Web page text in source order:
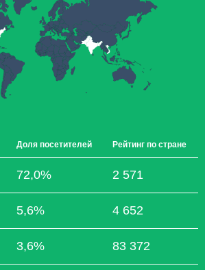
Доля посетителей Рейтинг по стране
72,0% 2 571
5,6% 4 652
3,6% 83 372